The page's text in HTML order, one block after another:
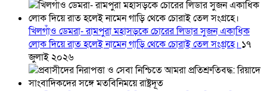
খিলগাঁও ডেমরা- রামপুরা মহাসড়কে চোরের লিডার সুজন একাধিক
লোক দিয়ে রাত হলেই নামেন গাড়ি থেকে চোরাই তেল সংগ্রহে। ১৭
জুলাই ২০২৬